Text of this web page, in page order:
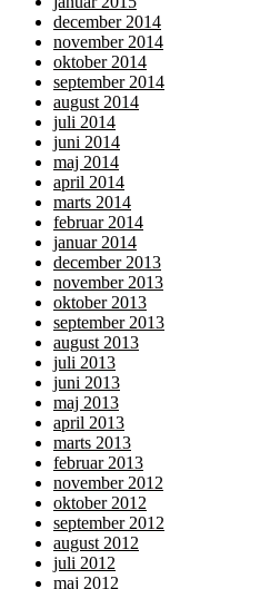
december 2014
november 2014
oktober 2014
september 2014
august 2014
juli 2014
juni 2014
maj 2014
april 2014
marts 2014
februar 2014
januar 2014
december 2013
november 2013
oktober 2013
september 2013
august 2013
juli 2013
juni 2013
maj 2013
april 2013
marts 2013
februar 2013
november 2012
oktober 2012
september 2012
august 2012
juli 2012
maj 2012